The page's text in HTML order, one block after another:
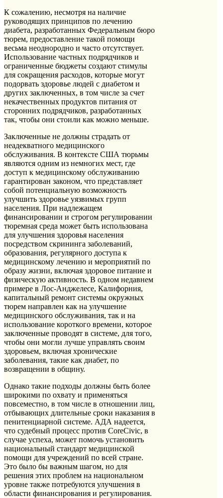
К сожалению, несмотря на наличие
руководящих принципов по лечению
диабета, разработанных Федеральным бюро
тюрем, предоставление такой помощи
весьма неоднородно и часто отсутствует.
Использование частных подрядчиков и
ограниченные бюджеты создают стимулы
для сокращения расходов, которые могут
подорвать здоровье людей с диабетом и
других заключенных, в том числе за счет
некачественных продуктов питания от
сторонних подрядчиков, разработанных
так, чтобы они стоили как можно меньше.
Заключенные не должны страдать от
неадекватного медицинского
обслуживания. В контексте США тюрьмы
являются одним из немногих мест, где
доступ к медицинскому обслуживанию
гарантирован законом, что представляет
собой потенциальную возможность
улучшить здоровье уязвимых групп
населения. При надлежащем
финансировании и строгом регулировании
тюремная среда может быть использована
для улучшения здоровья населения
посредством скрининга заболеваний,
образования, регулярного доступа к
медицинскому лечению и мероприятий по
образу жизни, включая здоровое питание и
физическую активность. В одном недавнем
примере в Лос-Анджелесе, Калифорния,
капитальный ремонт системы окружных
тюрем направлен как на улучшение
медицинского обслуживания, так и на
использование короткого времени, которое
заключенные проводят в системе, для того,
чтобы они могли лучше управлять своим
здоровьем, включая хронические
заболевания, такие как диабет, по
возвращении в общину.
Однако такие подходы должны быть более
широкими по охвату и применяться
повсеместно, в том числе в отношении лиц,
отбывающих длительные сроки наказания в
пенитенциарной системе. АДА надеется,
что судебный процесс против CoreCivic, в
случае успеха, может помочь установить
национальный стандарт медицинской
помощи для учреждений по всей стране.
Это было бы важным шагом, но для
решения этих проблем на национальном
уровне также потребуются улучшения в
области финансирования и регулирования.